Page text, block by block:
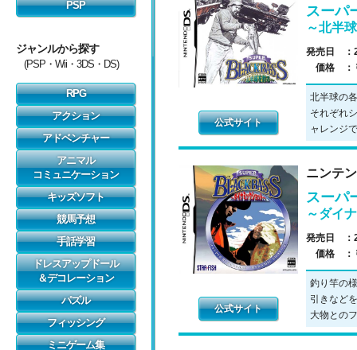
公式サイト
スーパ
～北半
発売日 ：
価格 ：
北半球の
それぞれ
ャレンジ
公式サイト
ニンテ
スーパ
～ダイ
発売日 ：
価格 ：
釣り竿の
引きなど
大物との